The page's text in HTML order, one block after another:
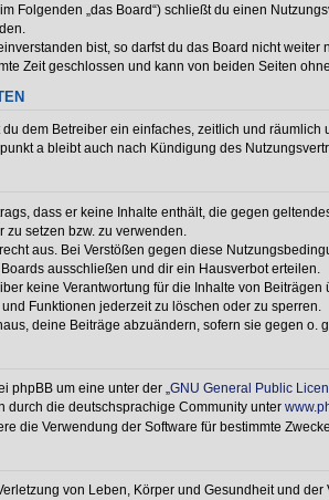
Folgenden „das Board“) schließt du einen
bist, so darfst du das Board nicht
Zeit geschlossen und kann von beiden Seiten
dem Betreiber ein einfaches, zeitlich und
a bleibt auch nach Kündigung des
dass er keine Inhalte enthält, die gegen
setzen bzw. zu verwenden.
aus. Bei Verstößen gegen diese
ausschließen und dir ein Hausverbot erteilen.
keine Verantwortung für die Inhalte von
Funktionen jederzeit zu löschen oder zu sperren.
deine Beiträge abzuändern, sofern sie gegen
phpBB um eine unter der „GNU General Public
durch die deutschsprachige Community unter
die Verwendung der Software für bestimmte
von Leben, Körper und Gesundheit und